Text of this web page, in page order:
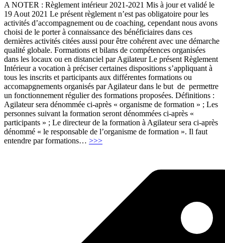
A NOTER : Règlement intérieur 2021-2021 Mis à jour et validé le
19 Aout 2021 Le présent règlement n’est pas obligatoire pour les
activités d’accompagnement ou de coaching, cependant nous avons
choisi de le porter à connaissance des bénéficiaires dans ces
dernières activités citées aussi pour être cohérent avec une démarche
qualité globale. Formations et bilans de compétences organisées
dans les locaux ou en distanciel par Agilateur Le présent Règlement
Intérieur a vocation à préciser certaines dispositions s’appliquant à
tous les inscrits et participants aux différentes formations ou
accomapgnements organisés par Agilateur dans le but de permettre
un fonctionnement régulier des formations proposées. Définitions :
Agilateur sera dénommée ci-après « organisme de formation » ; Les
personnes suivant la formation seront dénommées ci-après «
participants » ; Le directeur de la formation à Agilateur sera ci-après
dénommé « le responsable de l’organisme de formation ». Il faut
entendre par formations… >>>"Règlement
bilans
de